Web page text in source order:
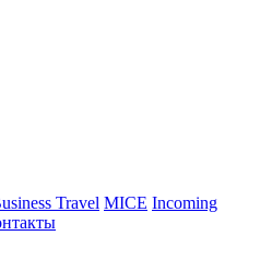
Travel MICE Incoming